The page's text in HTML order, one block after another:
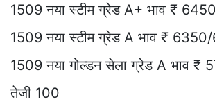
1509 नया स्टीम ग्रेड A+ भाव ₹
1509 नया स्टीम ग्रेड A भाव ₹
1509 नया गोल्डन सेला ग्रेड A भाव ₹
तेजी 100